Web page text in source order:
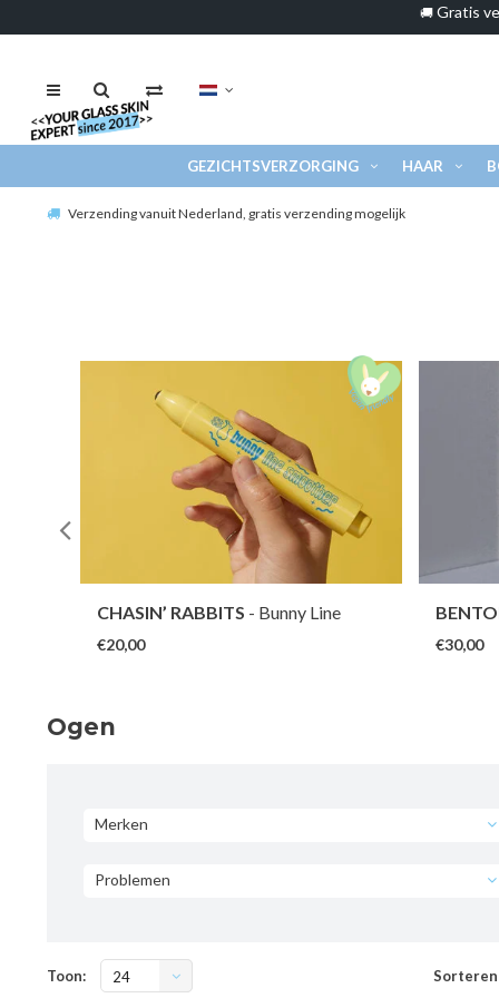
🚚Gratis
GEZICHTSVERZORGING HAAR
Verzending vanuit Nederland, gratis verzending mogelijk
CHASIN’ RABBITS - Bunny Line
Smoother
€20,00 €30,00
Ogen
Merken
Problemen
Toon: 24 Sorteren